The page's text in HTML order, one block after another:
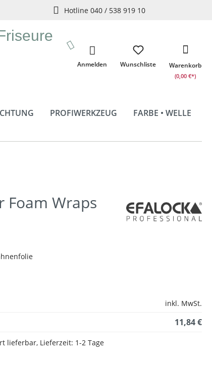
Hotline 040 / 538 919 10
Wunschliste
Anmelden Warenkorb
(0,00 €*)
PROFIWERKZEUG
FARBE • WELLE
Foam Wraps
inkl. MwSt.
11,84 €
lieferbar, Lieferzeit: 1-2 Tage